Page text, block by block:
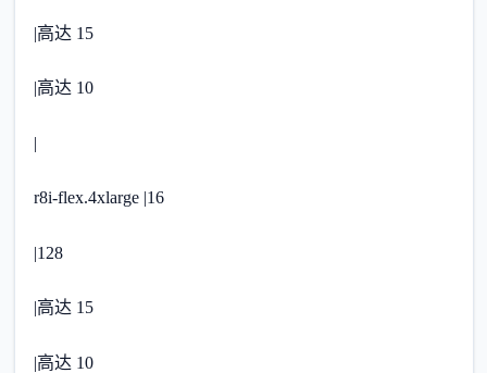
|高达 15
|高达 10
|
r8i-flex.4xlarge |16
|128
|高达 15
|高达 10